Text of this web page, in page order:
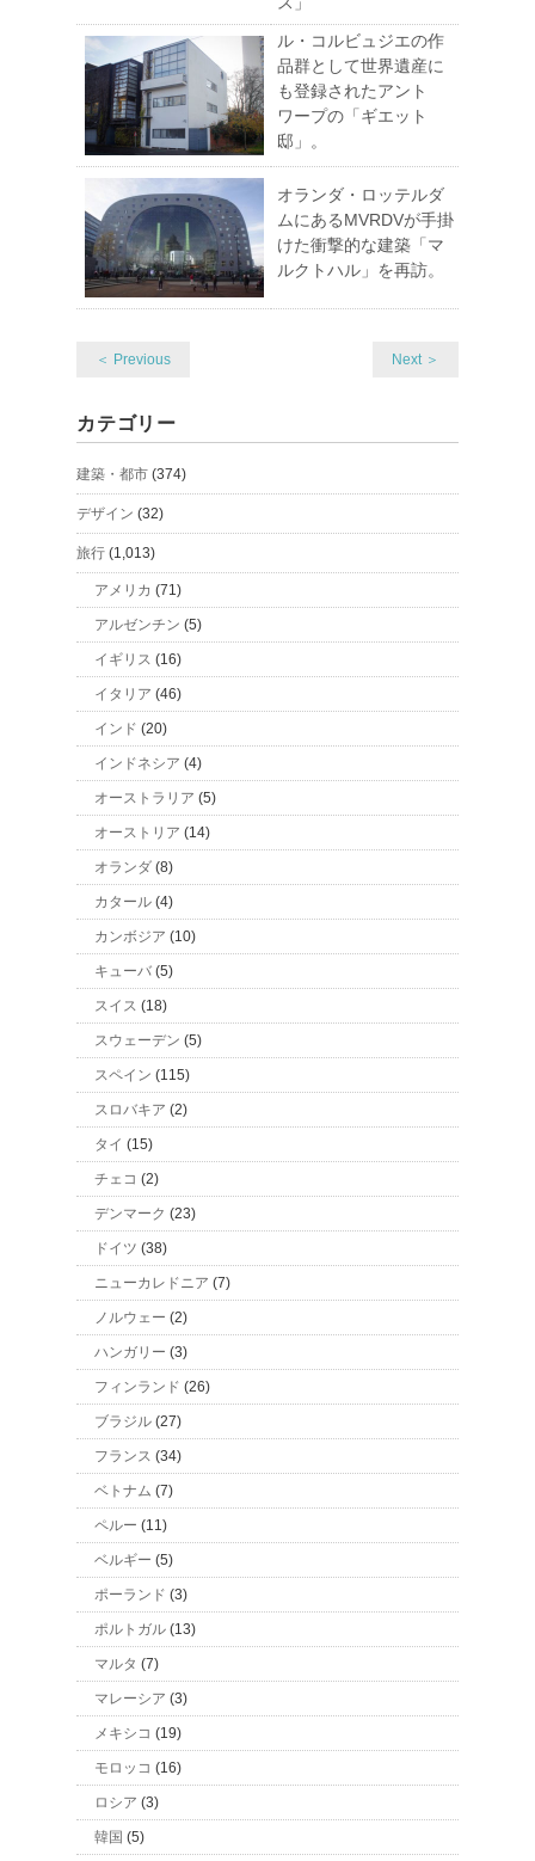
ル・コルビュジエの作
品群として世界遺産に
も登録されたアント
ワープの「ギエット
邸」。
オランダ・ロッテルダ
ムにあるMVRDVが手掛
けた衝撃的な建築「マ
ルクトハル」を再訪。
＜ Previous Next ＞
カテゴリー
建築・都市 (374)
デザイン (32)
旅行 (1,013)
アメリカ (71)
アルゼンチン (5)
イギリス (16)
イタリア (46)
インド (20)
インドネシア (4)
オーストラリア (5)
オーストリア (14)
オランダ (8)
カタール (4)
カンボジア (10)
キューバ (5)
スイス (18)
スウェーデン (5)
スペイン (115)
スロバキア (2)
タイ (15)
チェコ (2)
デンマーク (23)
ドイツ (38)
ニューカレドニア (7)
ノルウェー (2)
ハンガリー (3)
フィンランド (26)
ブラジル (27)
フランス (34)
ベトナム (7)
ペルー (11)
ベルギー (5)
ポーランド (3)
ポルトガル (13)
マルタ (7)
マレーシア (3)
メキシコ (19)
モロッコ (16)
ロシア (3)
韓国 (5)